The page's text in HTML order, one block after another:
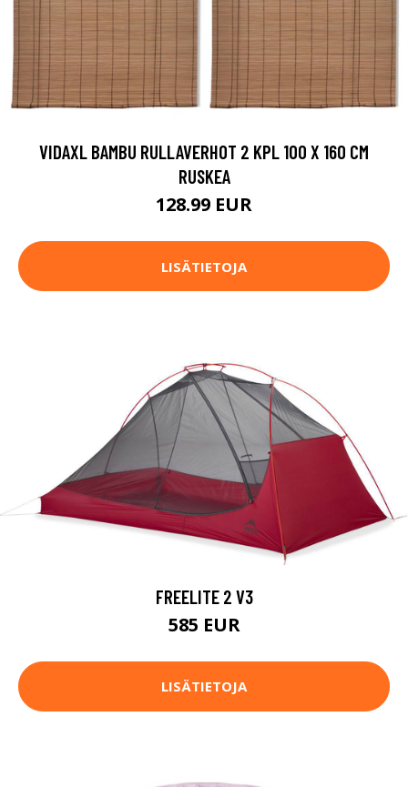
VIDAXL BAMBU RULLAVERHOT 2 KPL 100 X 160 CM
RUSKEA
128.99 EUR
LISÄTIETOJA
FREELITE 2 V3
585 EUR
LISÄTIETOJA